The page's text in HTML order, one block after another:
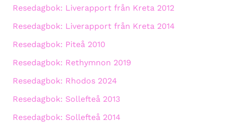
Resedagbok: Liverapport från Kreta 2012
Resedagbok: Liverapport från Kreta 2014
Resedagbok: Piteå 2010
Resedagbok: Rethymnon 2019
Resedagbok: Rhodos 2024
Resedagbok: Sollefteå 2013
Resedagbok: Sollefteå 2014